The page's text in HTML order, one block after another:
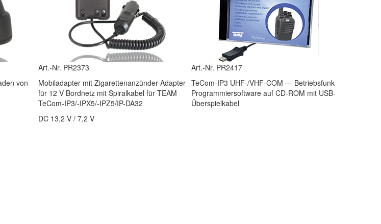
von
Art.-Nr. PR2373
Mobiladapter mit Zigarettenanzünder-Adapter
für 12 V Bordnetz mit Spiralkabel für TEAM
TeCom-IP3/-IPX5/-IPZ5/IP-DA32
DC 13,2 V / 7,2 V
Art.-Nr. PR2417
TeCom-IP3 UHF-/VHF-COM — Betriebsfunk
Programmiersoftware auf CD-ROM mit USB-
Überspielkabel